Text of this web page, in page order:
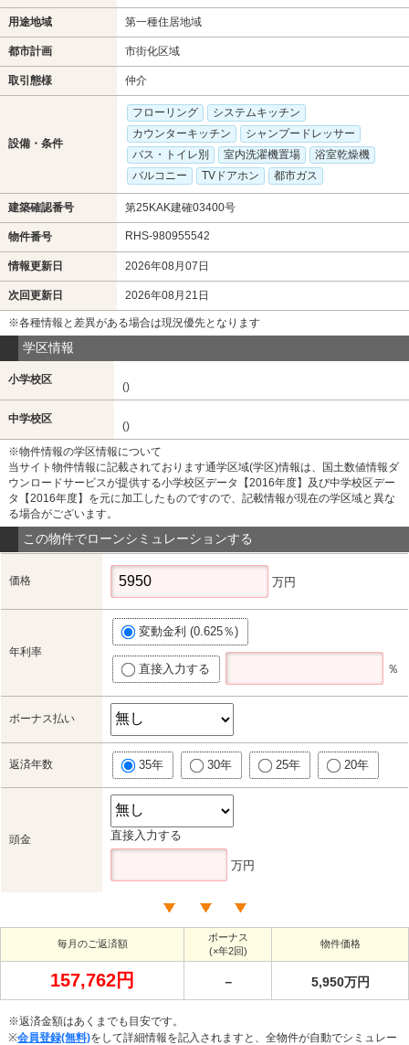
用途地域 第一種住居地域
都市計画 市街化区域
取引態様 仲介
設備・条件
フローリング
システムキッチン
カウンターキッチン
シャンプードレッサー
バス・トイレ別
室内洗濯機置場
浴室乾燥機
バルコニー
TVドアホン 都市ガス
建築確認番号 第25KAK建確03400号
物件番号 RHS-980955542
情報更新日 2026年08月07日
次回更新日 2026年08月21日
※各種情報と差異がある場合は現況優先となります
学区情報
小学校区
()
中学校区
()
※物件情報の学区情報について
当サイト物件情報に記載されております通学区域(学区)情報は、国土数値情報ダ
ウンロードサービスが提供する小学校区データ【2016年度】及び中学校区デー
タ【2016年度】を元に加工したものですので、記載情報が現在の学区域と異な
る場合がございます。
この物件でローンシミュレーションする
価格 万円
年利率
変動金利 (0.625％)
直接入力する ％
ボーナス払い
返済年数 35年 30年 25年 20年
頭金 直接入力する
万円
毎月のご返済額
ボーナス
(×年2回)
物件価格
157,762円 － 5,950万円
※返済金額はあくまでも目安です。
※会員登録(無料)をして詳細情報を記入されますと、全物件が自動でシミュレー